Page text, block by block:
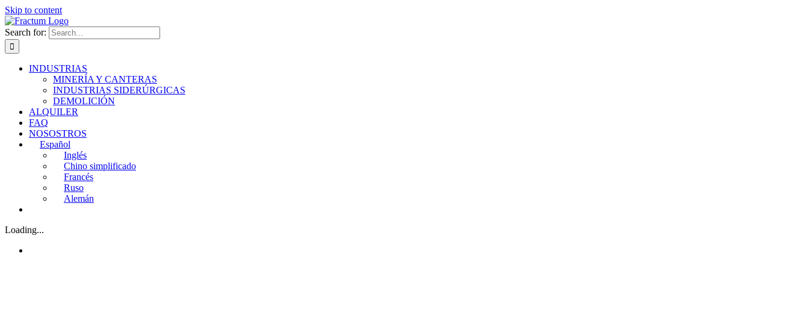
Skip to content
Search for:
INDUSTRIAS
MINERÍA Y CANTERAS
INDUSTRIAS SIDERÚRGICAS
DEMOLICIÓN
ALQUILER
FAQ
NOSOSTROS
Español
Inglés
Chino simplificado
Francés
Ruso
Alemán
Loading...